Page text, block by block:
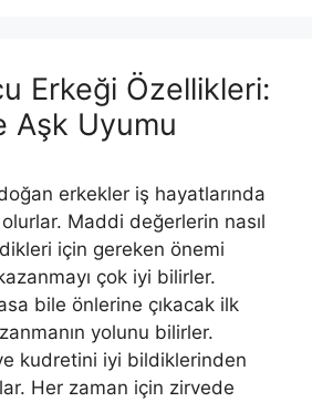
Erkeği Özellikleri:
Aşk Uyumu
erkekler iş hayatlarında
olurlar. Maddi değerlerin nasıl
için gereken önemi
çok iyi bilirler.
bile önlerine çıkacak ilk
yolunu bilirler.
kudretini iyi bildiklerinden
Her zaman için zirvede